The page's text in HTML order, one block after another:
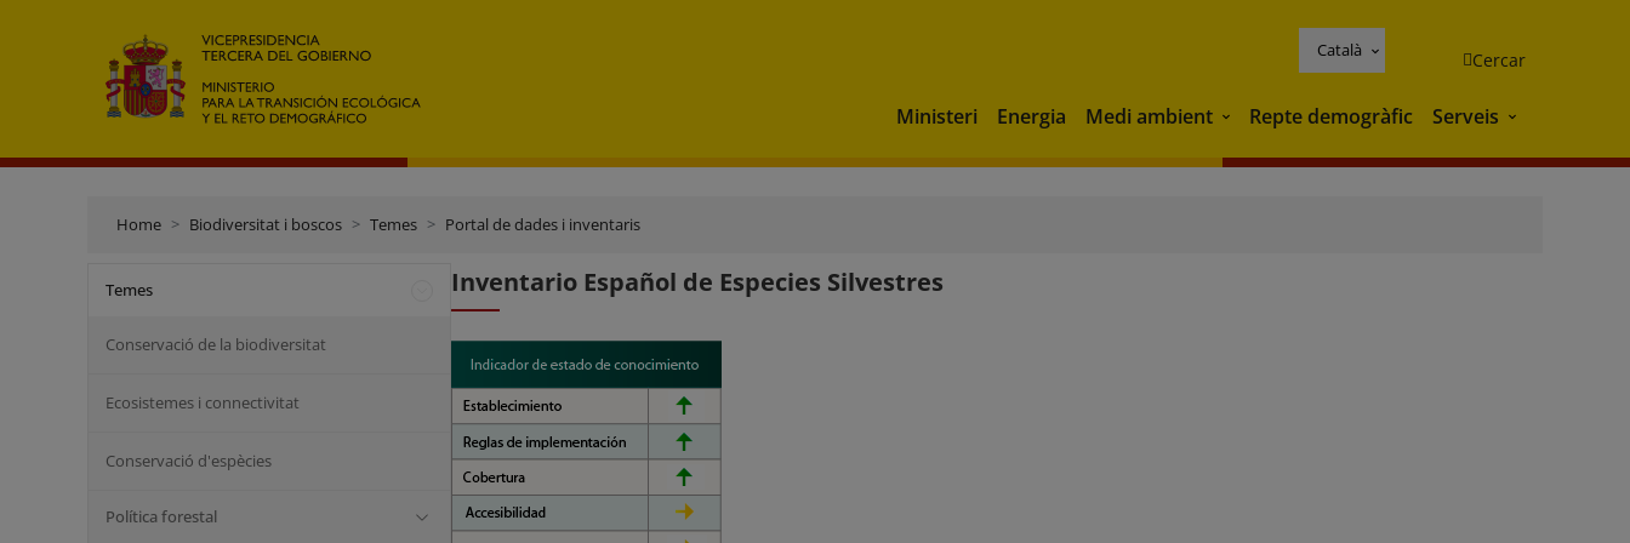
Català Cercar
Ministeri Energia Medi ambient Medi ambient
Repte demogràfic Serveis Serveis
Home Biodiversitat i boscos Temes Portal de dades i inventaris
Temes
Conservació de la biodiversitat
Ecosistemes i connectivitat
Conservació d'espècies
Política forestal
Inventario Español de Especies Silvestres